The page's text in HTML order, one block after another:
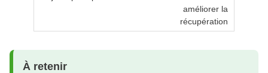
améliorer la
récupération
À retenir